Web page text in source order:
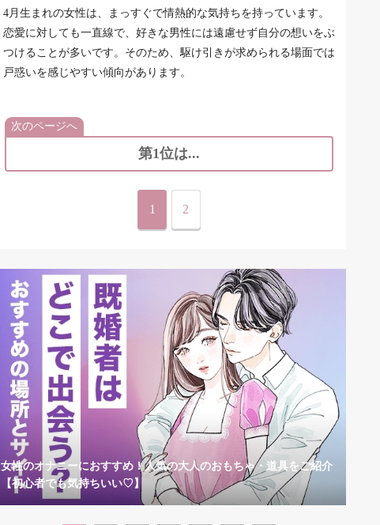
4月生まれの女性は、まっすぐで情熱的な気持ちを持っています。
恋愛に対しても一直線で、好きな男性には遠慮せず自分の想いをぶ
つけることが多いです。そのため、駆け引きが求められる場面では
戸惑いを感じやすい傾向があります。
次のページへ
第1位は...
1 2
女性のオナニーにおすすめ！人気の大人のおもちゃ・道具をご紹介
【初心者でも気持ちいい♡】